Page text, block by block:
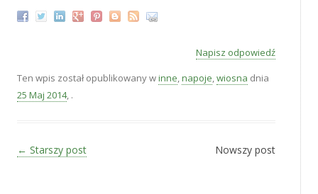
Napisz odpowiedź
Ten wpis został opublikowany winne,napoje,wiosna dnia
25 Maj 2014, .
Zobacz wpisy
← Starszy post Nowszy post